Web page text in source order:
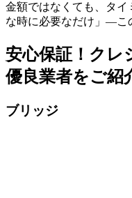
金額ではなくても、タ
な時に必要なだけ」—こ
安心保証！クレ
優良業者をご紹
ブリッジ